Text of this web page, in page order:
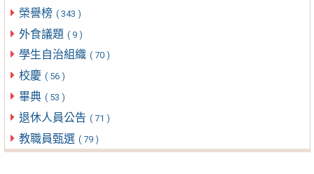
榮譽榜 ( 343 )
外食議題 ( 9 )
學生自治組織 ( 70 )
校慶 ( 56 )
畢典 ( 53 )
退休人員公告 ( 71 )
教職員甄選 ( 79 )